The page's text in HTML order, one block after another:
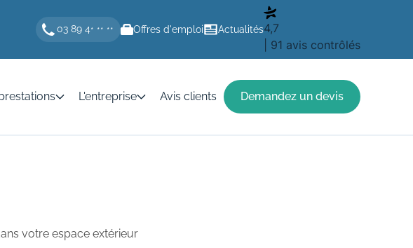
03 89 4* ** ** Offres d'emploi Actualités4,7
| 91 avis contrôlés
L'entreprise Avis clients Demandez un devis
votre espace extérieur